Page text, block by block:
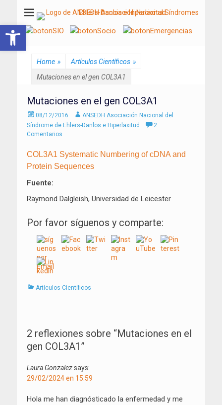
Abrir barra de herramientas
ANSEDH
Asociación Nacional del Síndrome de Ehlers-Danlos e Hiperlaxitud
Home » Artículos Científicos »
Mutaciones en el gen COL3A1
Mutaciones en el gen COL3A1
Enviado
el
08/12/2016 AutorANSEDH Asociación Nacional del
Síndrome de Ehlers-Danlos e Hiperlaxitud
2
Comentarios
COL3A1 Systematic Numbering of cDNA and
Protein Sequences
Fuente:
Raymond Dalgleish, Universidad de Leicester
Por favor síguenos y comparte:
Categorías
Artículos Científicos
de
entradas
2 reflexiones sobre “Mutaciones en el
gen COL3A1 ”
Laura Gonzalezsays:
29/02/2024 en 15:59
Hola me han diagnósticado la enfermedad y me